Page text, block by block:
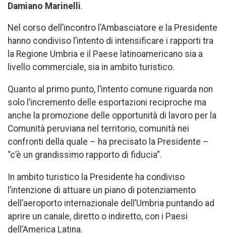
Damiano Marinelli.
Nel corso dell’incontro l’Ambasciatore e la Presidente
hanno condiviso l’intento di intensificare i rapporti tra
la Regione Umbria e il Paese latinoamericano sia a
livello commerciale, sia in ambito turistico.
Quanto al primo punto, l’intento comune riguarda non
solo l’incremento delle esportazioni reciproche ma
anche la promozione delle opportunità di lavoro per la
Comunità peruviana nel territorio, comunità nei
confronti della quale – ha precisato la Presidente –
“c’è un grandissimo rapporto di fiducia”.
In ambito turistico la Presidente ha condiviso
l’intenzione di attuare un piano di potenziamento
dell’aeroporto internazionale dell’Umbria puntando ad
aprire un canale, diretto o indiretto, con i Paesi
dell’America Latina.